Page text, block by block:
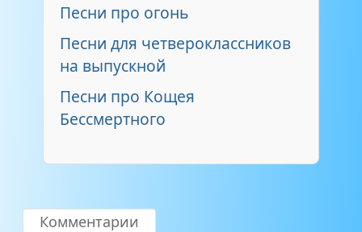
Для детского творчества
Для веселой ходьбы в детском
садике
Песни про огонь
Песни для четвероклассников
на выпускной
Песни про Кощея
Бессмертного
Комментарии